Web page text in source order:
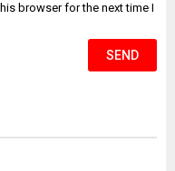
browser for the next time I